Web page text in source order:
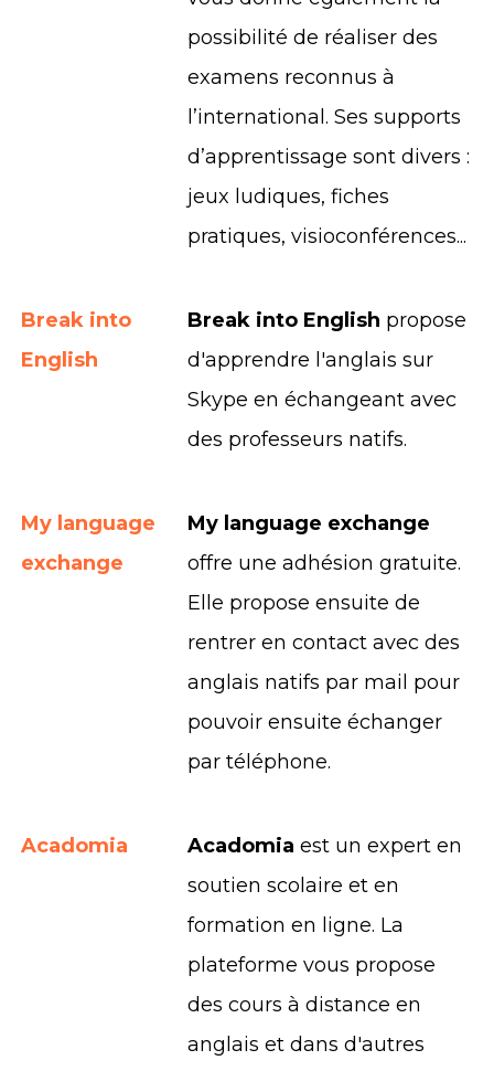
possibilité de réaliser des
examens reconnus à
l’international. Ses supports
d’apprentissage sont divers :
jeux ludiques, fiches
pratiques, visioconférences...
Break into
English
Break into English propose
d'apprendre l'anglais sur
Skype en échangeant avec
des professeurs natifs.
My language
exchange
My language exchange
offre une adhésion gratuite.
Elle propose ensuite de
rentrer en contact avec des
anglais natifs par mail pour
pouvoir ensuite échanger
par téléphone.
Acadomia Acadomia est un expert en
soutien scolaire et en
formation en ligne. La
plateforme vous propose
des cours à distance en
anglais et dans d'autres